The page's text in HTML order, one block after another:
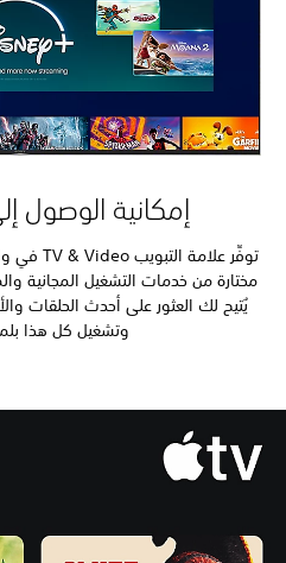
إمكانية الوصول
مختارة من خدمات التشغيل المجانية
يُتيح لك العثور على أحدث الحلقات
وتشغيل كل هذا